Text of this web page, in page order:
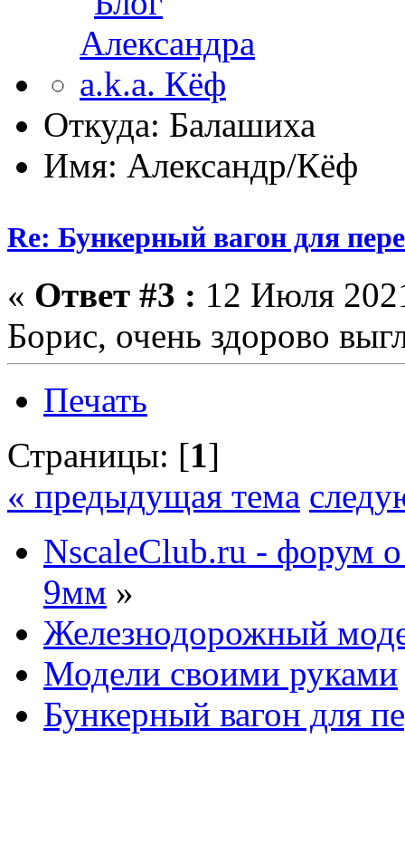
Откуда: Балашиха
Имя: Александр/Кёф
Re: Бункерный вагон для
« Ответ #3 : 12 Июля
Борис, очень здорово
Печать
Страницы: [1]
« предыдущая тема
NscaleClub.ru - форум
9мм »
Железнодорожный
Модели своими руками
Бункерный вагон для